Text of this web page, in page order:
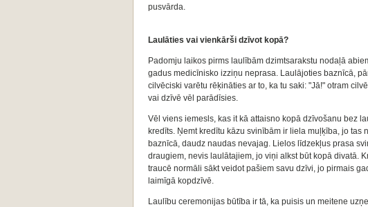
pusvārda.
Laulāties vai vienkārši dzīvot kopā?
Padomju laikos pirms laulībām dzimtsarakstu nodaļā
gadus medicīnisko izziņu neprasa. Laulājoties baznīcā,
cilvēciski varētu rēķināties ar to, ka tu saki: "Jā!" otram
vai dzīvē vēl parādīsies.
Vēl viens iemesls, kas it kā attaisno kopā dzīvošanu bez
kredīts. Ņemt kredītu kāzu svinībām ir liela muļķība, jo
baznīcā, daudz naudas nevajag. Lielos līdzekļus prasa
draugiem, nevis laulātajiem, jo viņi alkst būt kopā divatā.
traucē normāli sākt veidot pašiem savu dzīvi, jo pirmais
laimīgā kopdzīvē.
Laulību ceremonijas būtība ir tā, ka puisis un meitene